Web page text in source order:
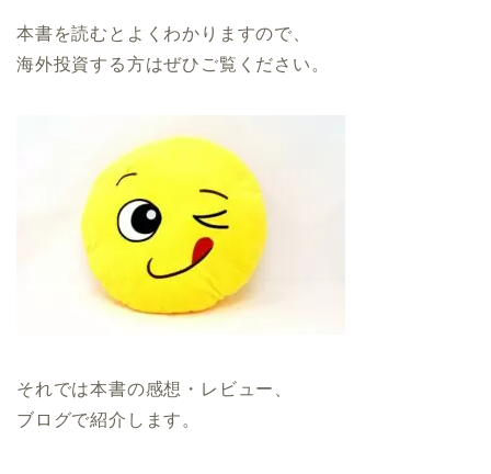
本書を読むとよくわかりますので、
海外投資する方はぜひご覧ください。
それでは本書の感想・レビュー、
ブログで紹介します。